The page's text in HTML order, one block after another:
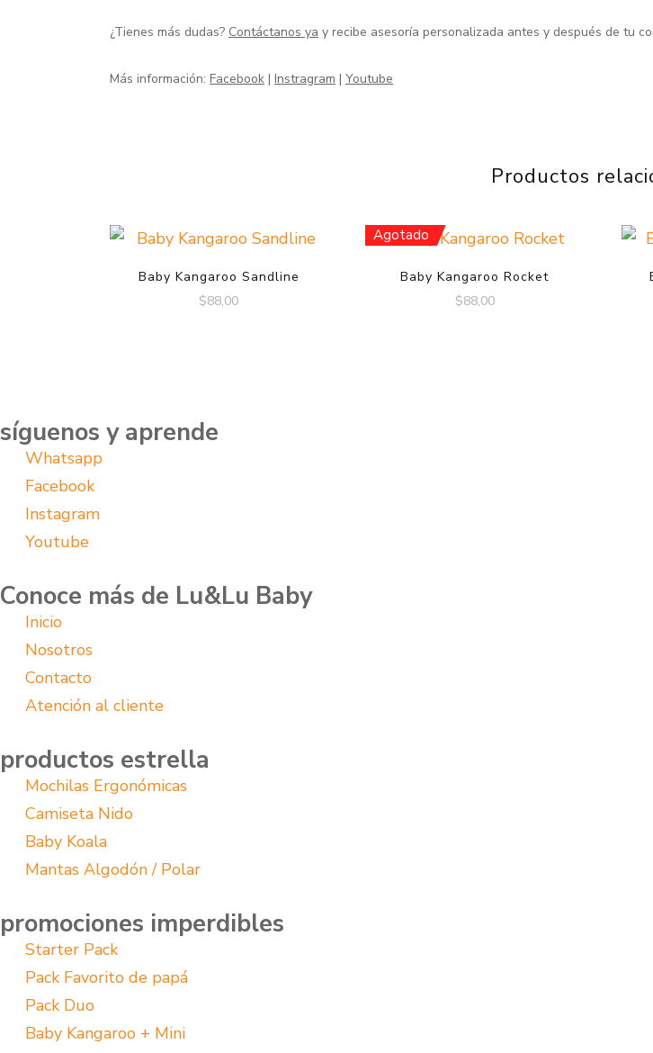
¿Tienes más dudas? Contáctanos ya y recibe asesoría personalizada antes y después de tu
Más información: Facebook | Instragram | Youtube
Productos
Baby Kangaroo Sandline
$88,00
Agotado
Baby Kangaroo Rocket
$88,00
síguenos y aprende
Whatsapp
Facebook
Instagram
Youtube
Conoce más de Lu&Lu Baby
Inicio
Nosotros
Contacto
Atención al cliente
productos estrella
Mochilas Ergonómicas
Camiseta Nido
Baby Koala
Mantas Algodón / Polar
promociones imperdibles
Starter Pack
Pack Favorito de papá
Pack Duo
Baby Kangaroo + Mini